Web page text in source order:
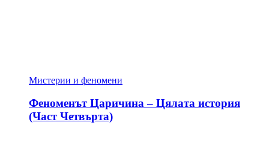
Мистерии и феномени
Феноменът Царичина – Цялата история
(Част Четвърта)